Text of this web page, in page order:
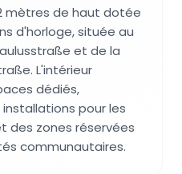
mètres de haut dotée
d'horloge, située au
et de la
L'intérieur
dédiés,
pour les
des zones réservées
communautaires.